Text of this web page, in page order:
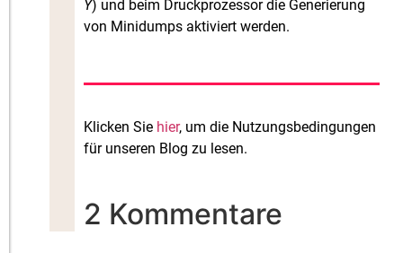
Y) und beim Druckprozessor die Generierung
von Minidumps aktiviert werden.
Klicken Sie hier, um die Nutzungsbedingungen
für unseren Blog zu lesen.
2 Kommentare